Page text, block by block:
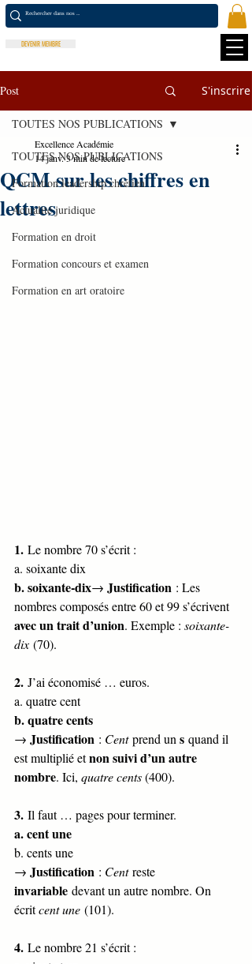
DEVENIR MEMBRE
Post S'inscrire
TOUTES NOS PUBLICATIONS
Formation leadership chrétien
Actualité juridique
Formation en droit
Formation concours et examen
Formation en art oratoire
TOUTES NOS PUBLICATIONS
QCM sur les chiffres en
lettres
Excellence Académie
14 janv.3 min de lecture
1. Le nombre 70 s’écrit :
a. soixante dix
b. soixante-dix→ Justification : Les
nombres composés entre 60 et 99 s’écrivent
avec un trait d’union. Exemple : soixante-
dix (70).
2. J’ai économisé … euros.
a. quatre cent
b. quatre cents
→ Justification : Cent prend un s quand il
est multiplié et non suivi d’un autre
nombre. Ici, quatre cents (400).
3. Il faut … pages pour terminer.
a. cent une
b. cents une
→ Justification : Cent reste
invariable devant un autre nombre. On
écrit cent une (101).
4. Le nombre 21 s’écrit :